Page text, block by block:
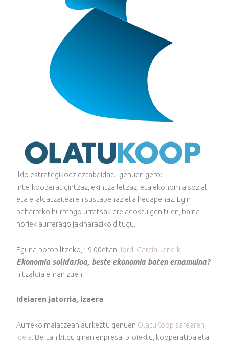
Ildo estrategikoez eztabaidatu genuen gero:
interkooperatigintzaz, ekintzailetzaz, eta ekonomia sozial
eta eraldatzailearen sustapenaz eta hedapenaz. Egin
beharreko hurrengo urratsak ere adostu genituen, baina
horiek aurrerago jakinaraziko ditugu.
Eguna borobiltzeko, 19:00etan Jordi García Jane-k
Ekonomia solidarioa, beste ekonomia baten ernamuina?
hitzaldia eman zuen.
Ideiaren jatorria, izaera
Aurreko maiatzean aurkeztu genuen OlatuKoop sarearen
ideia. Bertan bildu ginen enpresa, proiektu, kooperatiba eta